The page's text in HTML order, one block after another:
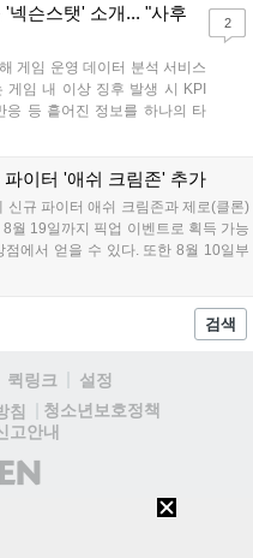
버스...
넥슨스탯' 소개... "사후
게임 운영 데이터 분석 서비스
게임 내 이상 징후 발생 시 KPI
응 등 흩어진 정보를 하나의 타
악하도록 돕는 관제 허브입니
로 전환하며 데이터 기반의 효
니다....
2
이터 '애쉬 크림존' 추가
신규 파이터 애쉬 크림존과 제로(클론)
월 19일까지 픽업 이벤트로 획득 가능
에서 얻을 수 있다. 또한 8월 10일부
을, 13일부터 26일까지 트로피칼 아
검색
퀵링크
설정
침
청소년보호정책
고안내
)